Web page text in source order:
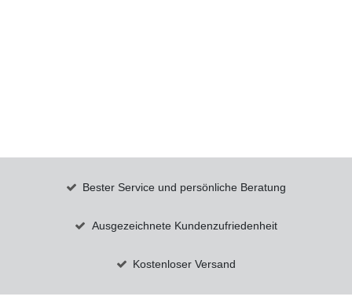
Bester Service und persönliche Beratung
Ausgezeichnete Kundenzufriedenheit
Kostenloser Versand